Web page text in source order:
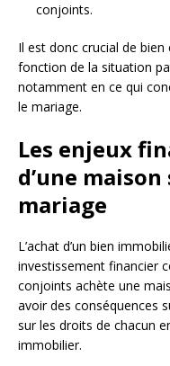
conjoints.
Il est donc crucial de
fonction de la situation
notamment en ce qui
le mariage.
Les enjeux
d’une
mariage
L’achat d’un bien
investissement financier
conjoints achète une
avoir des conséquences
sur les droits de chacun
immobilier.